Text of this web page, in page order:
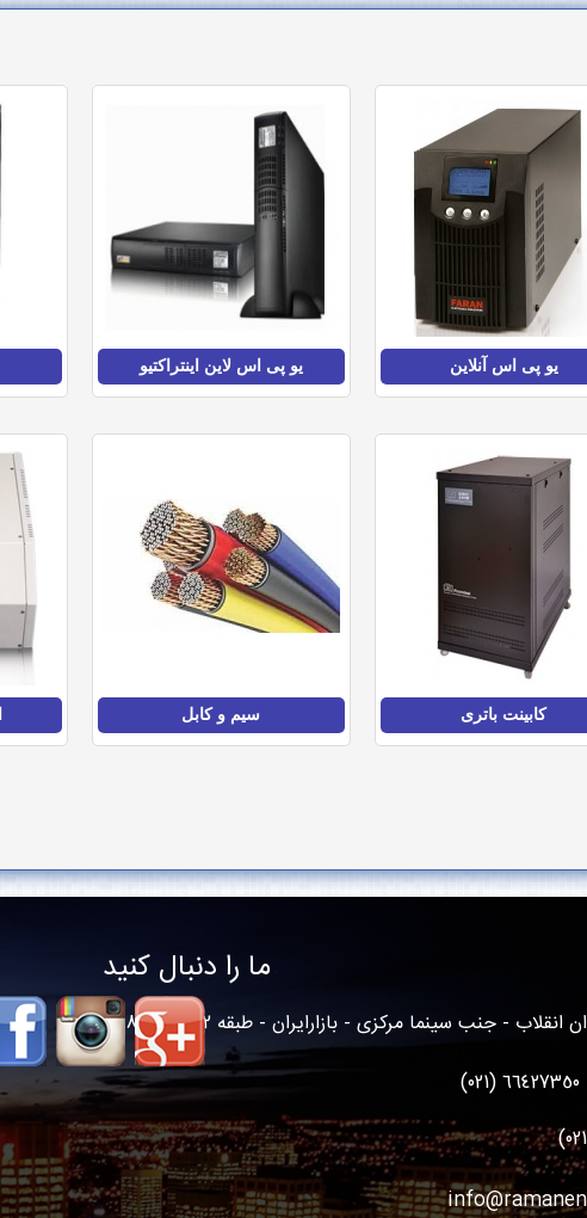
یو پی اس آنلاین یو پی اس لاین اینتراکتیو
کابینت باتری سیم و کابل
- جنب سینما مرکزی - بازارایران - طبقه 2 - واحد82
ما را دنبال کنید